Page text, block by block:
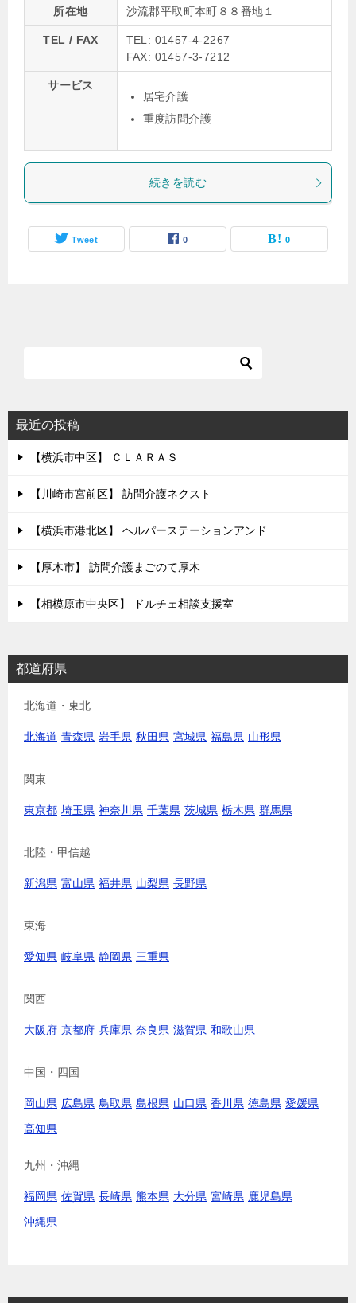
所在地 沙流郡平取町本町８８番地１
TEL / FAX
TEL: 01457-4-2267
FAX: 01457-3-7212
サービス
居宅介護
重度訪問介護
続きを読む
Tweet 0 0
最近の投稿
【横浜市中区】 ＣＬＡＲＡＳ
【川崎市宮前区】 訪問介護ネクスト
【横浜市港北区】 ヘルパーステーションアンド
【厚木市】 訪問介護まごのて厚木
【相模原市中央区】 ドルチェ相談支援室
都道府県
北海道・東北
北海道 青森県 岩手県 秋田県 宮城県 福島県 山形県
関東
東京都 埼玉県 神奈川県 千葉県 茨城県 栃木県 群馬県
北陸・甲信越
新潟県 富山県 福井県 山梨県 長野県
東海
愛知県 岐阜県 静岡県 三重県
関西
大阪府 京都府 兵庫県 奈良県 滋賀県 和歌山県
中国・四国
岡山県 広島県 鳥取県 島根県 山口県 香川県 徳島県 愛媛県
高知県
九州・沖縄
福岡県 佐賀県 長崎県 熊本県 大分県 宮崎県 鹿児島県
沖縄県